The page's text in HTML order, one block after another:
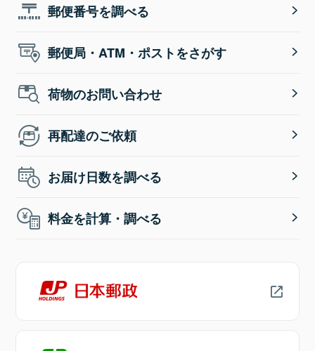
郵便番号を調べる
郵便局・ATM・ポストをさがす
荷物のお問い合わせ
再配達のご依頼
お届け日数を調べる
料金を計算・調べる